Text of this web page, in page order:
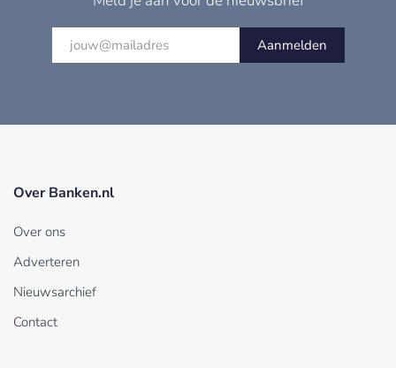
Aanmelden
Over Banken.nl
Over ons
Adverteren
Nieuwsarchief
Contact